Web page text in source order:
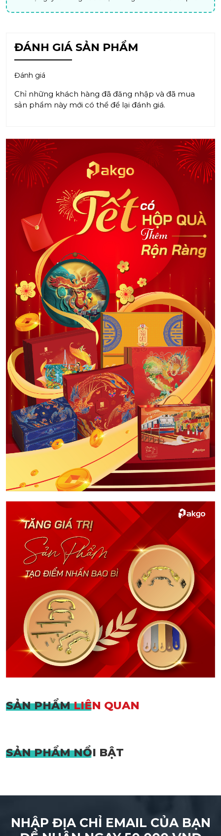
ĐÁNH GIÁ SẢN PHẨM
Đánh giá
Chỉ những khách hàng đã đăng nhập và đã mua
sản phẩm này mới có thể để lại đánh giá.
SẢN PHẨMLIÊN QUAN
SẢN PHẨMNỔI BẬT
NHẬP ĐỊA CHỈ EMAIL CỦA BẠN